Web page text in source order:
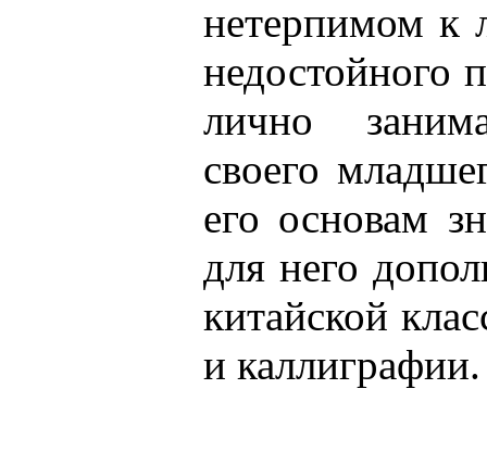
нетерпимом к
недостойного
лично
своего
его основам
для него
китайской
и каллиграфии.